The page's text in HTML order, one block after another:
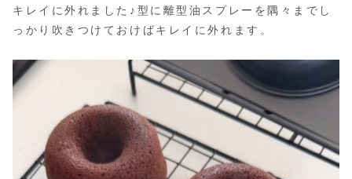
キレイに外れました♪型に離型油スプレーを隅々までし
っかり吹きつけておけばキレイに外れます。